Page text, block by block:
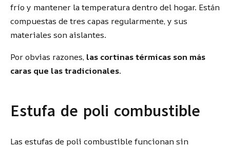
frío y mantener la temperatura dentro del hogar. Están
compuestas de tres capas regularmente, y sus
materiales son aislantes.
Por obvias razones, las cortinas térmicas son más
caras que las tradicionales.
Estufa de poli combustible
Las estufas de poli combustible funcionan sin